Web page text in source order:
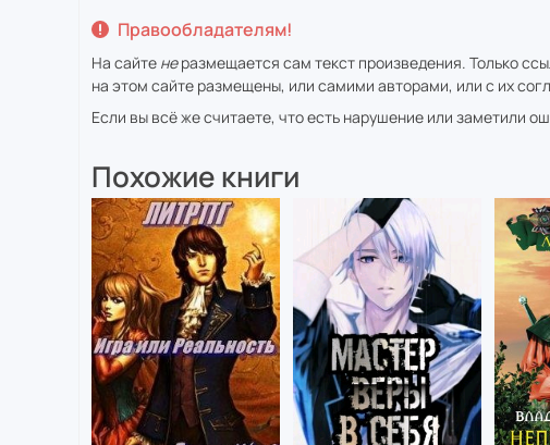
Правообладателям!
На сайте неразмещается сам текст произведения. Только
на этом сайте размещены, или самими авторами, или с их
Если вы всё же считаете, что есть нарушение или заметили
Похожие книги